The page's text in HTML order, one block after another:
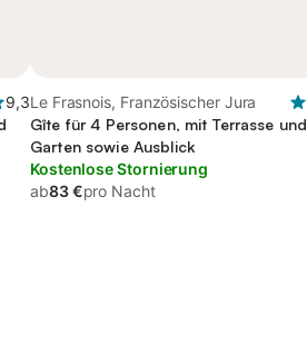
9,3Le Frasnois, Französischer Jura
Gîte für 4 Personen, mit Terrasse und
Garten sowie Ausblick
Kostenlose Stornierung
ab83 €pro Nacht